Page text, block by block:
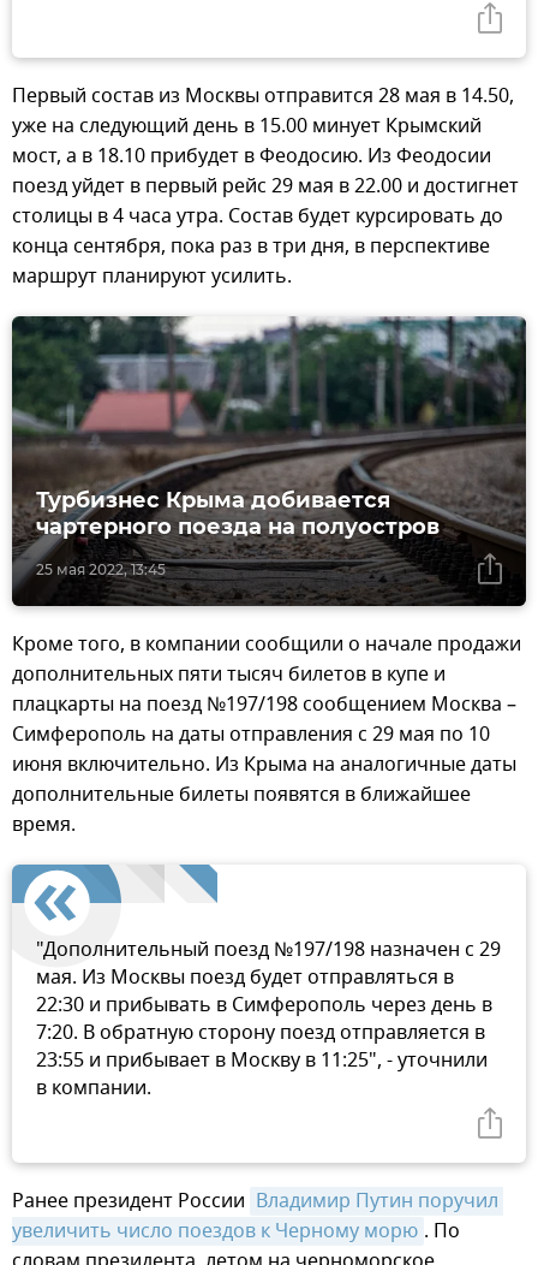
Первый состав из Москвы отправится 28 мая в 14.50,
уже на следующий день в 15.00 минует Крымский
мост, а в 18.10 прибудет в Феодосию. Из Феодосии
поезд уйдет в первый рейс 29 мая в 22.00 и достигнет
столицы в 4 часа утра. Состав будет курсировать до
конца сентября, пока раз в три дня, в перспективе
маршрут планируют усилить.
25 мая 2022, 13:45
Турбизнес Крыма добивается
чартерного поезда на полуостров
Кроме того, в компании сообщили о начале продажи
дополнительных пяти тысяч билетов в купе и
плацкарты на поезд №197/198 сообщением Москва –
Симферополь на даты отправления с 29 мая по 10
июня включительно. Из Крыма на аналогичные даты
дополнительные билеты появятся в ближайшее
время.
"Дополнительный поезд №197/198 назначен с 29
мая. Из Москвы поезд будет отправляться в
22:30 и прибывать в Симферополь через день в
7:20. В обратную сторону поезд отправляется в
23:55 и прибывает в Москву в 11:25", - уточнили
в компании.
Ранее президент России Владимир Путин поручил
увеличить число поездов к Черному морю . По